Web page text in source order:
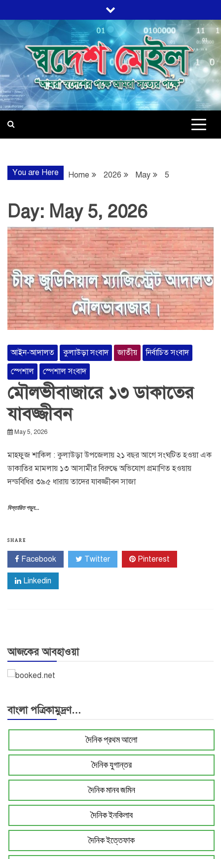
to
content
স্বদেশ মেইল
আমরা স্বদেশের পক্ষে, আমরা সত্যের পক্ষে
You are Here Home 2026 May 5
Day: May 5, 2026
আইন-আদালত কুলাউড়া সংবাদ জাতীয়
নির্বাচিত সংবাদ
স্পেশাল
স্পেশাল সংবাদ
মৌলভীবাজারে ১৩ ডাকাতের
যাবজ্জীবন
May 5, 2026
মাহফুজ শাকিল : কুলাউড়া উপজেলায় ২১ বছর আগে সংঘটিত হওয়া এক
ডাকাতির মামলায় ১৩ আসামীর বিরুদ্ধে অভিযোগ প্রমাণিত হওয়ায়
দন্ডবিধির ৩৯৫ ধারায় তাদের যাবজ্জীবন সাজা
বিস্তারিত পড়ুন...
SHARE
Facebook Twitter Pinterest
Linkedin
আজকের আবহাওয়া
বাংলা পত্রিকামুদ্রণ…
দৈনিক প্রথম আলো
দৈনিক যুগান্তর
দৈনিক মানব জমিন
দৈনিক ইনকিলাব
দৈনিক ইত্তেফাক